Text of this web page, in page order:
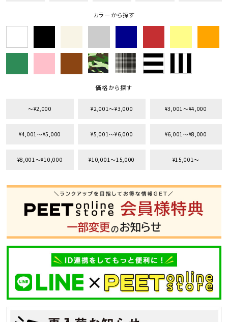
カラーから探す
価格から探す
〜¥2,000 ¥2,001〜¥3,000 ¥3,001〜¥4,000
¥4,001〜¥5,000 ¥5,001〜¥6,000 ¥6,001〜¥8,000
¥8,001〜¥10,000 ¥10,001〜15,000 ¥15,001〜